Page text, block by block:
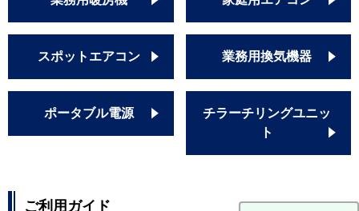
スポットエアコン 業務用換気機器
ポータブル電源
チラーチリングユニッ
ト
ご利用ガイド